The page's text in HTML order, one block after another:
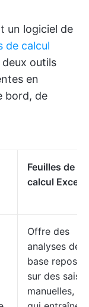
un logiciel de
de calcul
outils
en
bord, de
Feuilles de
calcul Excel
Offre des
analyses de
base
sur des
manuelles, ce